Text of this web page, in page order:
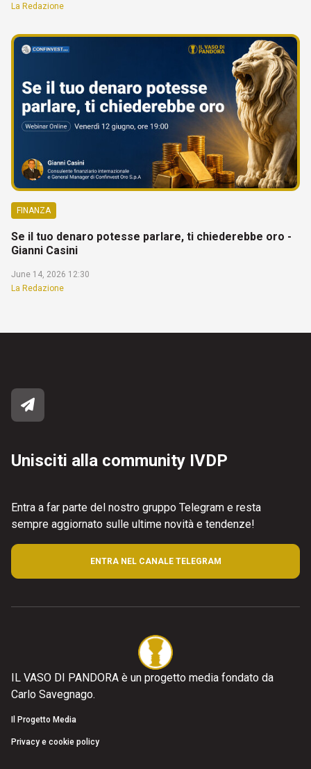
La Redazione
FINANZA
Se il tuo denaro potesse parlare, ti chiederebbe oro -
Gianni Casini
June 14, 2026 12:30
La Redazione
Unisciti alla community IVDP
Entra a far parte del nostro gruppo Telegram e resta
sempre aggiornato sulle ultime novità e tendenze!
ENTRA NEL CANALE TELEGRAM
IL VASO DI PANDORA è un progetto media fondato da
Carlo Savegnago.
Il Progetto Media
Privacy e cookie policy